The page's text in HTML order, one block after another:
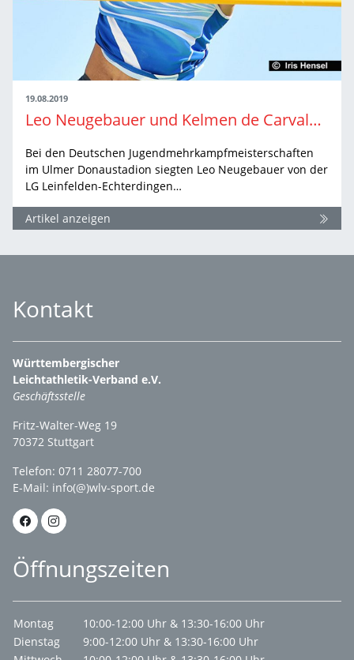
19.08.2019
Leo Neugebauer und Kelmen de Carvalho holen die Zehnkampftitel
Bei den Deutschen Jugendmehrkampfmeisterschaften
im Ulmer Donaustadion siegten Leo Neugebauer von der
LG Leinfelden-Echterdingen…
Artikel anzeigen
Kontakt
Württembergischer
Leichtathletik-Verband e.V.
Geschäftsstelle
Fritz-Walter-Weg 19
70372 Stuttgart
Telefon: 0711 28077-700
E-Mail: info(@)wlv-sport.de
Öffnungszeiten
Montag
10:00-12:00 Uhr & 13:30-16:00 Uhr
Dienstag
9:00-12:00 Uhr & 13:30-16:00 Uhr